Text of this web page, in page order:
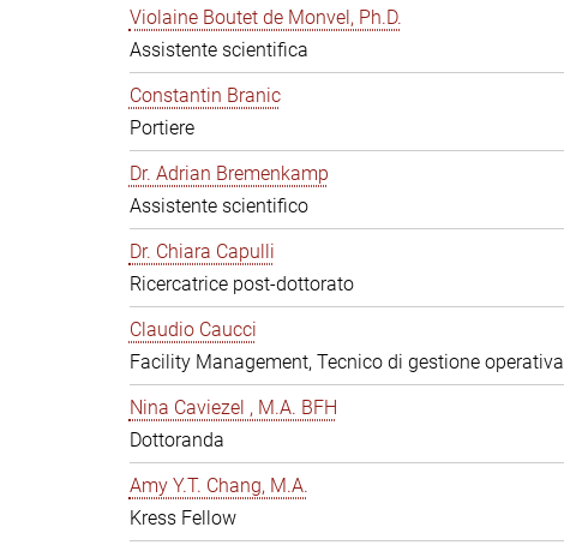
Violaine Boutet de Monvel, Ph.D.
Assistente scientifica
Constantin Branic
Portiere
Dr. Adrian Bremenkamp
Assistente scientifico
Dr. Chiara Capulli
Ricercatrice post-dottorato
Claudio Caucci
Facility Management, Tecnico di gestione operativa
Nina Caviezel , M.A. BFH
Dottoranda
Amy Y.T. Chang, M.A.
Kress Fellow